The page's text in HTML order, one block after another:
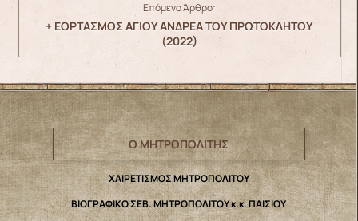
Επόμενο Άρθρο:
+ ΕΟΡΤΑΣΜΟΣ ΑΓΙΟΥ ΑΝΔΡΕΑ ΤΟΥ ΠΡΩΤΟΚΛΗΤΟΥ
(2022)
Ο ΜΗΤΡΟΠΟΛΙΤΗΣ
ΧΑΙΡΕΤΙΣΜΟΣ ΜΗΤΡΟΠΟΛΙΤΟΥ
ΒΙΟΓΡΑΦΙΚΟ ΣΕΒ. ΜΗΤΡΟΠΟΛΙΤΟΥ κ.κ. ΠΑΙΣΙΟΥ